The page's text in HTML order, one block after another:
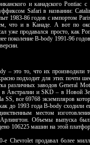
и канадского Pontiac
Safari в названии:
1983-86 годов с импортом
что и в Канаде. А вот по
уже продавался просто, как
поколение B-body 1991-96
– это то, что их производили
подходит для этих почти
различных заводов General
в Австралии и SKD – в Новой
все 69768 экземпляров
до 1993 года B-body сходили
местом
Объемы выпуска
106225 машин на этой
е Chevrolet продавал более